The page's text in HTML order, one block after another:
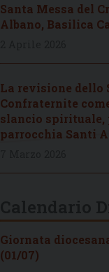
Santa Messa del
Albano, Basilica
La revisione dello
Confraternite
slancio spirituale,
parrocchia Santi
Giornata
(01/07)